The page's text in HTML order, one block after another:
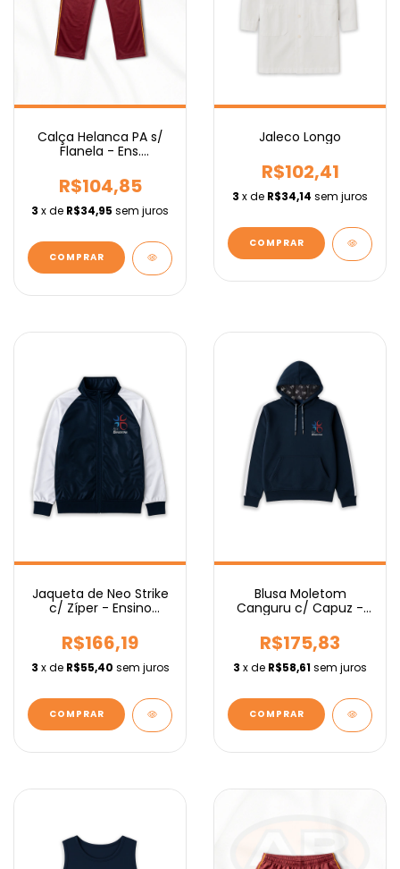
Calça Helanca PA s/
Flanela - Ens.
R$104,85
3 x de R$34,95 sem juros
COMPRAR
Jaleco Longo
R$102,41
3 x de R$34,14 sem juros
COMPRAR
Jaqueta de Neo Strike
c/ Zíper - Ensino
R$166,19
3 x de R$55,40 sem juros
COMPRAR
Blusa Moletom
Canguru c/ Capuz -
R$175,83
3 x de R$58,61sem juros
COMPRAR